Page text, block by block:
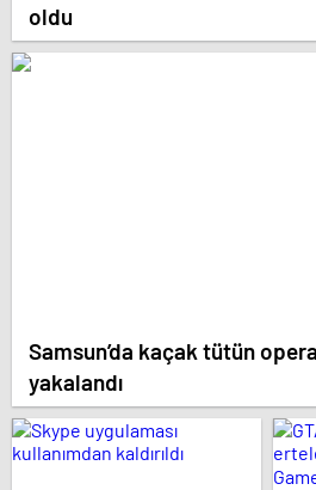
oldu
Samsun’da kaçak tütün
yakalandı